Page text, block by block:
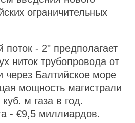
ограничительных
- 2" предполагает
ниток трубопровода от
через Балтийское море
мощность магистрали
м газа в год.
- €9,5 миллиардов.